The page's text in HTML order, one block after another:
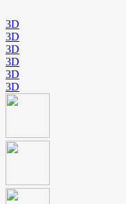
3D
3D
3D
3D
3D
3D